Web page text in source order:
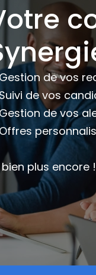
vous
votre recherche,
pour
vos
Gestion de vos
Suivi de vos
de vos
Offres
plus encore !